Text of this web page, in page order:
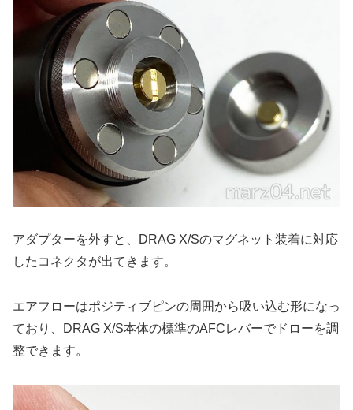
アダプターを外すと、DRAG X/Sのマグネット装着に対応
したコネクタが出てきます。
エアフローはポジティブピンの周囲から吸い込む形になっ
ており、DRAG X/S本体の標準のAFCレバーでドローを調
整できます。